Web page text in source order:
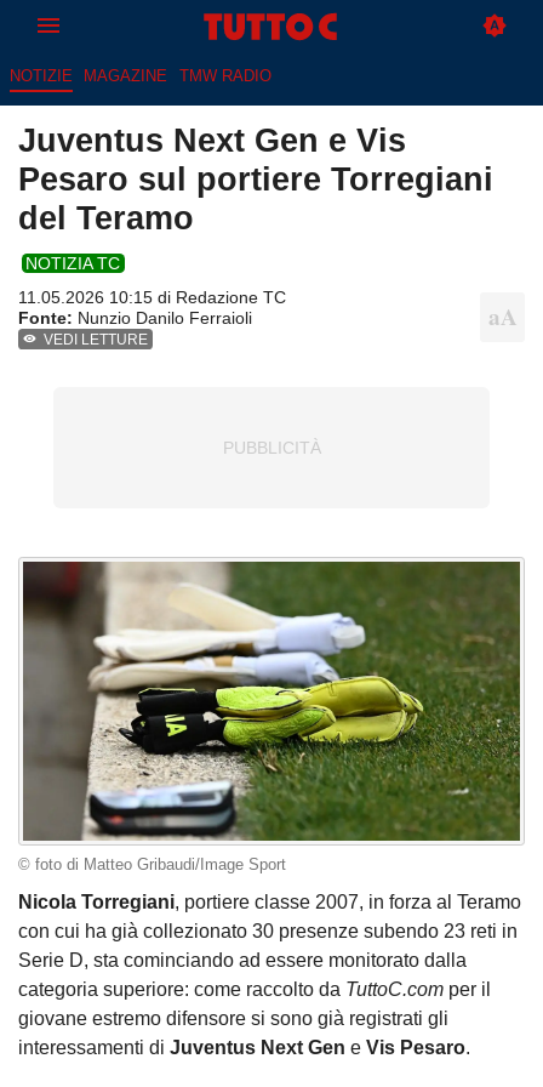
NOTIZIE MAGAZINE TMW RADIO
Juventus Next Gen e Vis
Pesaro sul portiere Torregiani
del Teramo
NOTIZIA TC
11.05.2026 10:15 di Redazione TC
Fonte: Nunzio Danilo Ferraioli
VEDI LETTURE
© foto di Matteo Gribaudi/Image Sport
Nicola Torregiani, portiere classe 2007, in forza al Teramo
con cui ha già collezionato 30 presenze subendo 23 reti in
Serie D, sta cominciando ad essere monitorato dalla
categoria superiore: come raccolto da TuttoC.com per il
giovane estremo difensore si sono già registrati gli
interessamenti di Juventus Next Gen e Vis Pesaro.